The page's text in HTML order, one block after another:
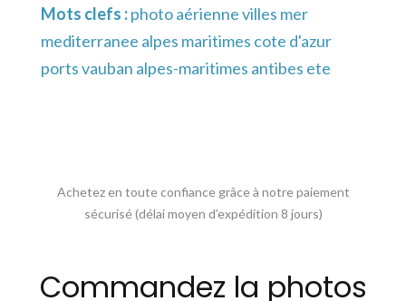
Mots clefs :photo aérienne villes mer
mediterranee alpes maritimes cote d'azur
ports vauban alpes-maritimes antibes ete
Achetez en toute confiance grâce à notre paiement
sécurisé (délai moyen d’expédition 8 jours)
Commandez la photos